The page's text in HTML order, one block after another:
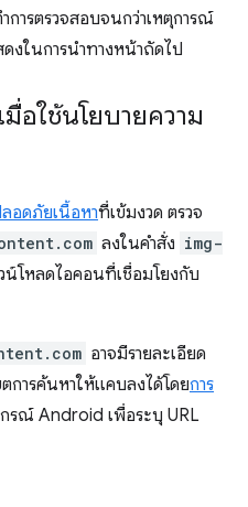
ารตรวจสอบจนกว่าเหตุการณ์
งในการนําทางหน้าถัดไป
อใช้นโยบายความ
อดภัยเนื้อหาที่เข้มงวด ตรวจ
ลงในคำสั่ง img-
น์โหลดไอคอนที่เชื่อมโยงกับ
อาจมีรายละเอียด
การค้นหาให้แคบลงได้โดยการ
รณ์ Android เพื่อระบุ URL